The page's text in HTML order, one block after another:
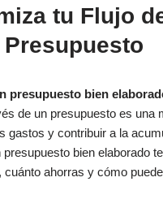
tu Flujo
presupuesto bien
de un presupuesto es una
gastos y contribuir a la
presupuesto bien elaborado
cuánto ahorras y cómo